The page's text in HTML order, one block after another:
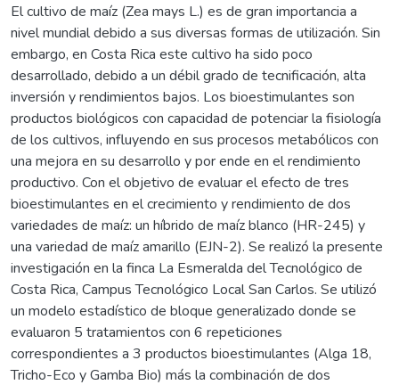
El cultivo de maíz (Zea mays L.) es de gran importancia a
nivel mundial debido a sus diversas formas de utilización. Sin
embargo, en Costa Rica este cultivo ha sido poco
desarrollado, debido a un débil grado de tecnificación, alta
inversión y rendimientos bajos. Los bioestimulantes son
productos biológicos con capacidad de potenciar la fisiología
de los cultivos, influyendo en sus procesos metabólicos con
una mejora en su desarrollo y por ende en el rendimiento
productivo. Con el objetivo de evaluar el efecto de tres
bioestimulantes en el crecimiento y rendimiento de dos
variedades de maíz: un híbrido de maíz blanco (HR-245) y
una variedad de maíz amarillo (EJN-2). Se realizó la presente
investigación en la finca La Esmeralda del Tecnológico de
Costa Rica, Campus Tecnológico Local San Carlos. Se utilizó
un modelo estadístico de bloque generalizado donde se
evaluaron 5 tratamientos con 6 repeticiones
correspondientes a 3 productos bioestimulantes (Alga 18,
Tricho-Eco y Gamba Bio) más la combinación de dos